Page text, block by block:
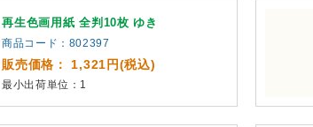
再生色画用紙 全判10枚 ゆき
商品コード：802397
販売価格： 1,321円(税込)
最小出荷単位：1